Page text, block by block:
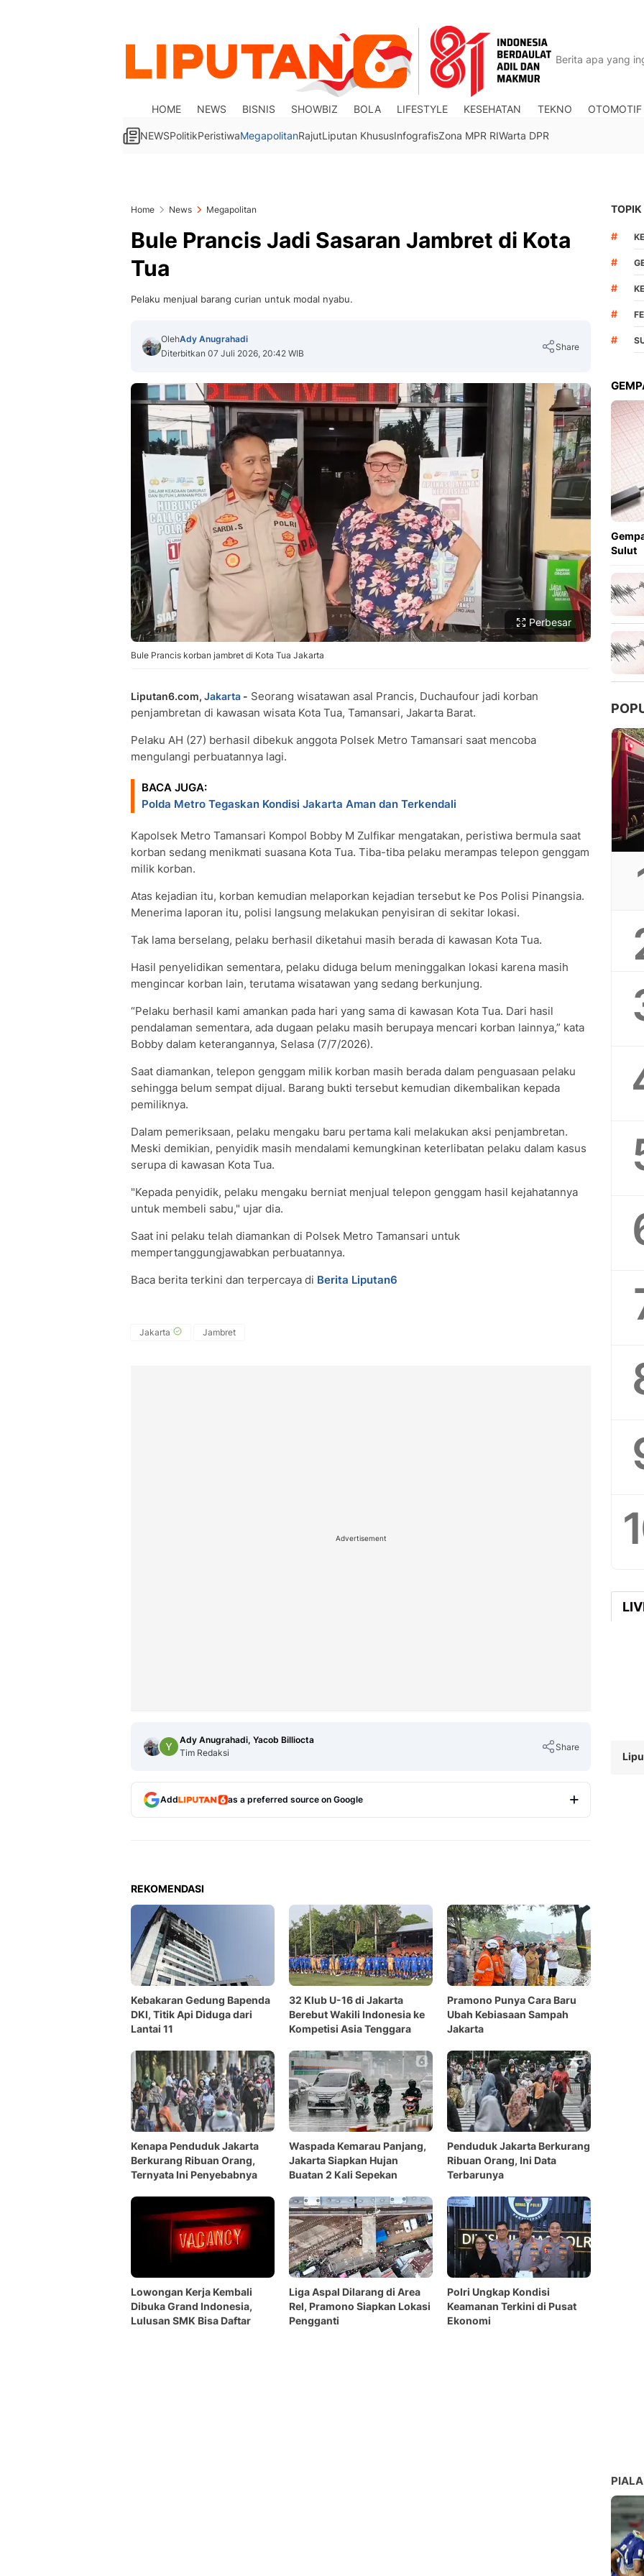
HOME NEWS BISNIS SHOWBIZ BOLA LIFESTYLE KESEHATAN TEKNO OTOMOTIF
NEWSPolitikPeristiwaMegapolitanRajutLiputan KhususInfografisZona MPR RIWarta DPR
Home News Megapolitan
Bule Prancis Jadi Sasaran Jambret di Kota
Tua
Pelaku menjual barang curian untuk modal nyabu.
OlehAdy Anugrahadi
Diterbitkan 07 Juli 2026, 20:42 WIB
Share
Copy Link
Perbesar
Bule Prancis korban jambret di Kota Tua Jakarta
Liputan6.com, Jakarta - Seorang wisatawan asal Prancis, Duchaufour jadi korban
penjambretan di kawasan wisata Kota Tua, Tamansari, Jakarta Barat.
Pelaku AH (27) berhasil dibekuk anggota Polsek Metro Tamansari saat mencoba
mengulangi perbuatannya lagi.
BACA JUGA:
Polda Metro Tegaskan Kondisi Jakarta Aman dan Terkendali
Kapolsek Metro Tamansari Kompol Bobby M Zulfikar mengatakan, peristiwa bermula saat
korban sedang menikmati suasana Kota Tua. Tiba-tiba pelaku merampas telepon genggam
milik korban.
Atas kejadian itu, korban kemudian melaporkan kejadian tersebut ke Pos Polisi Pinangsia.
Menerima laporan itu, polisi langsung melakukan penyisiran di sekitar lokasi.
Tak lama berselang, pelaku berhasil diketahui masih berada di kawasan Kota Tua.
Hasil penyelidikan sementara, pelaku diduga belum meninggalkan lokasi karena masih
mengincar korban lain, terutama wisatawan yang sedang berkunjung.
“Pelaku berhasil kami amankan pada hari yang sama di kawasan Kota Tua. Dari hasil
pendalaman sementara, ada dugaan pelaku masih berupaya mencari korban lainnya,” kata
Bobby dalam keterangannya, Selasa (7/7/2026).
Saat diamankan, telepon genggam milik korban masih berada dalam penguasaan pelaku
sehingga belum sempat dijual. Barang bukti tersebut kemudian dikembalikan kepada
pemiliknya.
Dalam pemeriksaan, pelaku mengaku baru pertama kali melakukan aksi penjambretan.
Meski demikian, penyidik masih mendalami kemungkinan keterlibatan pelaku dalam kasus
serupa di kawasan Kota Tua.
"Kepada penyidik, pelaku mengaku berniat menjual telepon genggam hasil kejahatannya
untuk membeli sabu," ujar dia.
Saat ini pelaku telah diamankan di Polsek Metro Tamansari untuk
mempertanggungjawabkan perbuatannya.
Baca berita terkini dan terpercaya di Berita Liputan6
Jakarta Jambret
Advertisement
Ady Anugrahadi, Yacob Billiocta
Tim Redaksi
Share
Add as a preferred source on Google
REKOMENDASI
Kebakaran Gedung Bapenda
DKI, Titik Api Diduga dari
Lantai 11
32 Klub U-16 di Jakarta
Berebut Wakili Indonesia ke
Kompetisi Asia Tenggara
Pramono Punya Cara Baru
Ubah Kebiasaan Sampah
Jakarta
Kenapa Penduduk Jakarta
Berkurang Ribuan Orang,
Ternyata Ini Penyebabnya
Waspada Kemarau Panjang,
Jakarta Siapkan Hujan
Buatan 2 Kali Sepekan
Penduduk Jakarta Berkurang
Ribuan Orang, Ini Data
Terbarunya
Lowongan Kerja Kembali
Dibuka Grand Indonesia,
Lulusan SMK Bisa Daftar
Liga Aspal Dilarang di Area
Rel, Pramono Siapkan Lokasi
Pengganti
Polri Ungkap Kondisi
Keamanan Terkini di Pusat
Ekonomi
TOPIK
#
#
#
#
#
Sulut